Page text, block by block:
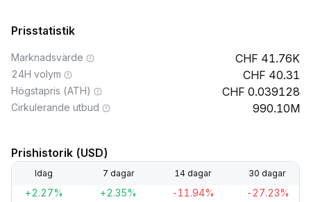
Prisstatistik
Marknadsvärde 41.76K
24H volym 40.31
Högstapris (ATH) 0.039128
Cirkulerande utbud 990.10M
Prishistorik (USD)
Idag 7 dagar 14 dagar 30 dagar
+2.27% +2.35% -11.94% -27.23%